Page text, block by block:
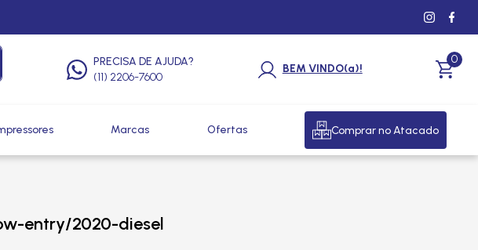
PRECISA DE AJUDA?
(11) 2206-7600
BEM VINDO(a)!
0
Marcas Ofertas Comprar no Atacado
entry/2020-diesel